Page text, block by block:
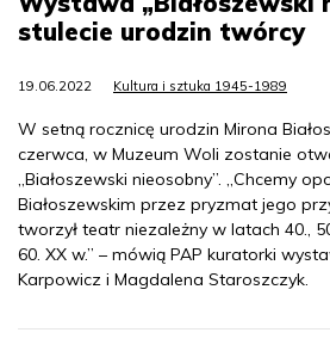
stulecie urodzin twórcy
19.06.2022 Kultura i sztuka 1945-1989
W setną rocznicę urodzin Mirona
czerwca, w Muzeum Woli zostanie
„Białoszewski nieosobny”. „Chcemy
Białoszewskim przez pryzmat jego
tworzył teatr niezależny w latach 40.,
60. XX w.” – mówią PAP kuratorki
Karpowicz i Magdalena Staroszczyk.